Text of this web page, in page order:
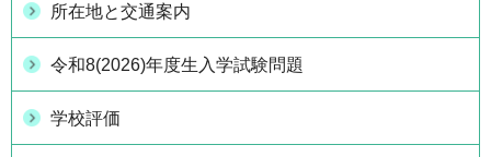
所在地と交通案内
令和8(2026)年度生入学試験問題
学校評価